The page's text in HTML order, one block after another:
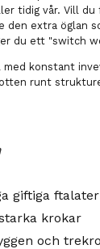
tidig vår. Vill
den extra öglan
du ett "switch
konstant
runt
giftiga ftalater
krokar
och